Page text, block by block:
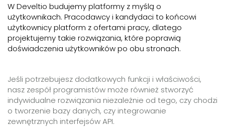
W Develtio budujemy platformy z myślą o
użytkownikach. Pracodawcy i kandydaci to końcowi
użytkownicy platform z ofertami pracy, dlatego
projektujemy takie rozwiązania, które poprawią
doświadczenia użytkowników po obu stronach.
Jeśli potrzebujesz dodatkowych funkcji i właściwości,
nasz zespół programistów może również stworzyć
indywidualne rozwiązania niezależnie od tego, czy chodzi
o tworzenie bazy danych, czy integrowanie
zewnętrznych interfejsów API.